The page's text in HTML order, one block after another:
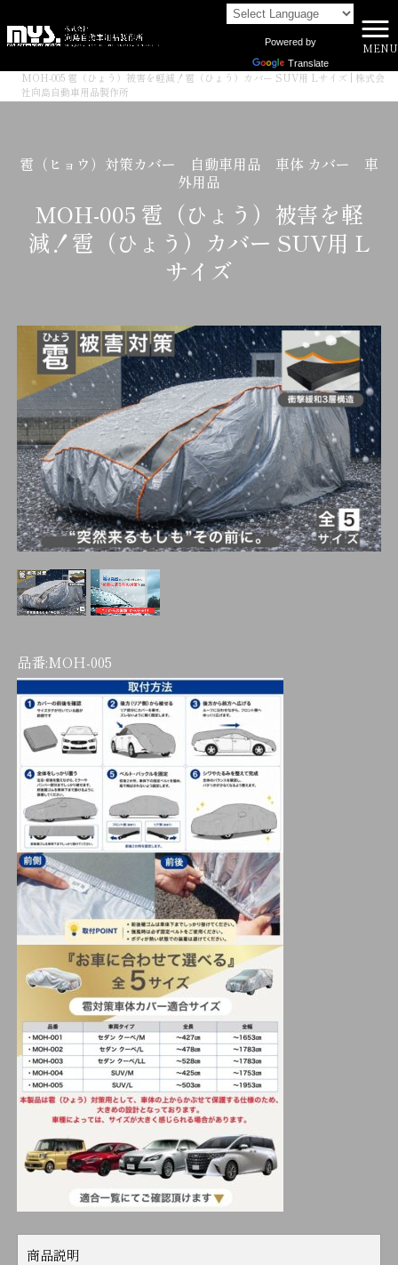
Powered by
Translate
MENU
商品一覧
>
MOH-005 雹（ひょう）被害を軽減！雹（ひょう）カバー SUV用 Lサイズ | 株式会
社向島自動車用品製作所
雹（ヒョウ）対策カバー 自動車用品 車体 カバー 車
外用品
MOH-005 雹（ひょう）被害を軽
減！雹（ひょう）カバー SUV用 L
サイズ
品番:MOH-005
商品説明